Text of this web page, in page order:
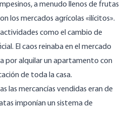
a menudo llenos de frutas
los mercados agrícolas «ilícitos».
como el cambio de
El caos reinaba en el mercado
por alquilar un apartamento con
de toda la casa.
las mercancías vendidas eran de
imponían un sistema de